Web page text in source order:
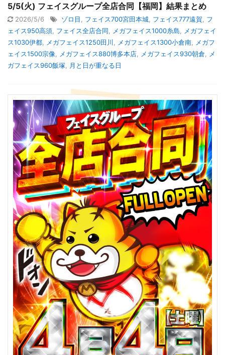
5/5(火) フェイスグループ全店合同【福岡】結果まとめ
2026/5/6 ゾロ目, フェイス700宮田本城, フェイス777遠賀, フ
ェイス950高須, フェイス全店合同, メガフェイス1000糸島, メガフェイ
ス1030伊都, メガフェイス1250田川, メガフェイス1300小倉南, メガフ
ェイス1500宗像, メガフェイス880博多本店, メガフェイス930朝倉, メ
ガフェイス960飯塚, 月と日が重なる日